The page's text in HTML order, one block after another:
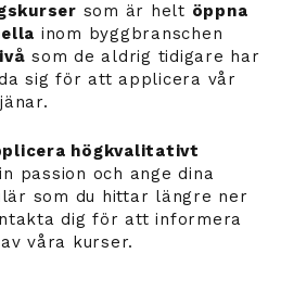
som är helt öppna
inom byggbranschen
som de aldrig tidigare har
sig för att applicera vår
högkvalitativt
passion och ange dina
som du hittar längre ner
dig för att informera
våra kurser.